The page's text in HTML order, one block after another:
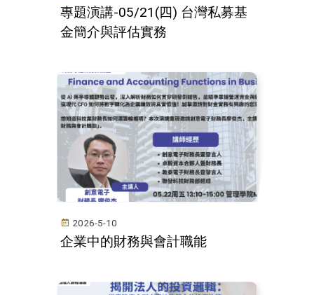
專題演講-05/21(四) 台灣私募基
金簡介與評估實務
2026-5-10
企業中的財務與會計職能